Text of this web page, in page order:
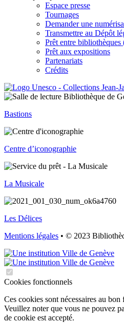
Espace presse
Tournages
Demander une
Transmettre au Dépôt
Prêt entre
Prêt aux expositions
Partenariats
Crédits
Bastions
Centre d’iconographie
La Musicale
Les Délices
Mentions légales • © 2023
Cookies fonctionnels
Ces cookies sont nécessaires au
Veuillez noter que vous ne pouvez
de cookie est accepté.